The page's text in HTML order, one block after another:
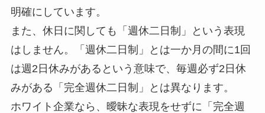
明確にしています。
また、休日に関しても「週休二日制」という表現
はしません。「週休二日制」とは一か月の間に1回
は週2日休みがあるという意味で、毎週必ず2日休
みがある「完全週休二日制」とは異なります。
ホワイト企業なら、曖昧な表現をせずに「完全週